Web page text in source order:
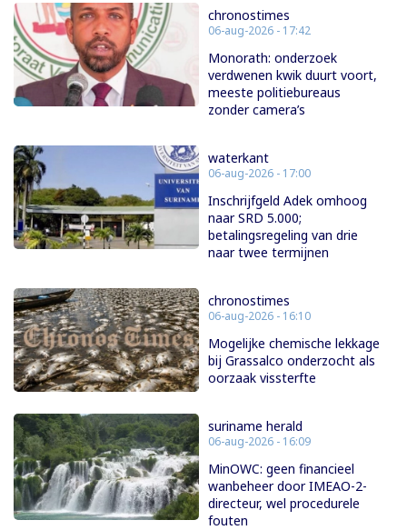
chronostimes
06-aug-2026 - 17:42
Monorath: onderzoek
verdwenen kwik duurt voort,
meeste politiebureaus
zonder camera’s
waterkant
06-aug-2026 - 17:00
Inschrijfgeld Adek omhoog
naar SRD 5.000;
betalingsregeling van drie
naar twee termijnen
chronostimes
06-aug-2026 - 16:10
Mogelijke chemische lekkage
bij Grassalco onderzocht als
oorzaak vissterfte
suriname herald
06-aug-2026 - 16:09
MinOWC: geen financieel
wanbeheer door IMEAO-2-
directeur, wel procedurele
fouten